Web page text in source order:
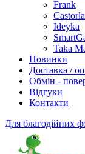
Frank
Ideyka
Taka
Новинки
Доставка /
Обмін -
Відгуки
Контакти
Для благодійних